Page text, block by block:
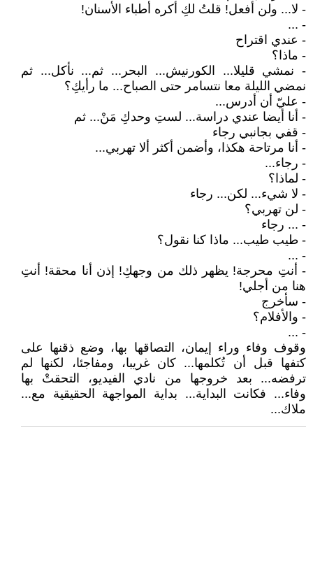
- لا... ولن أفعل! قلتُ لكِ أكره أطباء الأسنان!
- ...
- عندي اقتراح
- ماذا؟
- نمشي قليلا... الكورنيش... البحر... ثم... نأكل... ثم
نمضي الليلة معا نتسامر حتى الصباح... ما رأيكِ؟
- عليّ أن أدرس...
- أنا أيضا عندي دراسة... لستِ وحدكِ مَنْ... ثم
- قفي بجانبي رجاء
- أنا مرتاحة هكذا، وأضمن أكثر ألا تهربي...
- رجاء...
- لماذا؟
- لا شيء... لكن... رجاء
- لن تهربي؟
- ... رجاء
- طيب طيب... ماذا كنا نقول؟
- ...
- أنتِ محرجة! يظهر ذلك من وجهكِ! إذن أنا محقة! أنتِ
هنا من أجلي!
- سأخرج
- والأفلام؟
- ...
وقوف وفاء وراء إيمان، التصاقها بها، وضع ذقنها على
كتفها قبل أن تُكلمها... كان غريبا، ومفاجئا، لكنها لم
ترفضه... بعد خروجها من نادي الفيديو، التحقتْ بها
وفاء... فكانت البداية... بداية المواجهة الحقيقية مع...
ملاك...